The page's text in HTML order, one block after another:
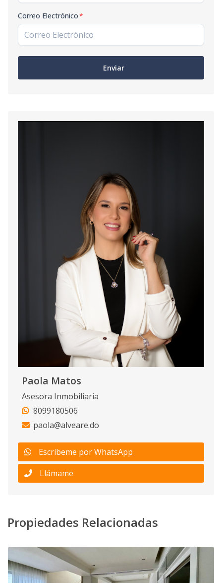
Correo Electrónico*
Enviar
Paola Matos
Asesora Inmobiliaria
8099180506
paola@alveare.do
Escribeme por WhatsApp
Llámame
Propiedades Relacionadas